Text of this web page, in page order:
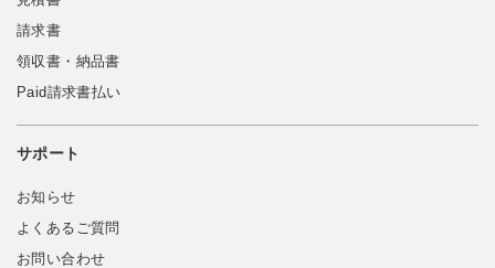
請求書
領収書・納品書
Paid請求書払い
サポート
お知らせ
よくあるご質問
お問い合わせ